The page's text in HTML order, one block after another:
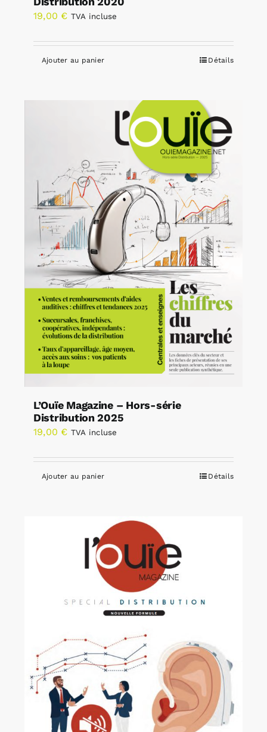
19,00 € TVA incluse
Ajouter au panier Détails
L’Ouïe Magazine – Hors-série
Distribution 2025
19,00 € TVA incluse
Ajouter au panier Détails